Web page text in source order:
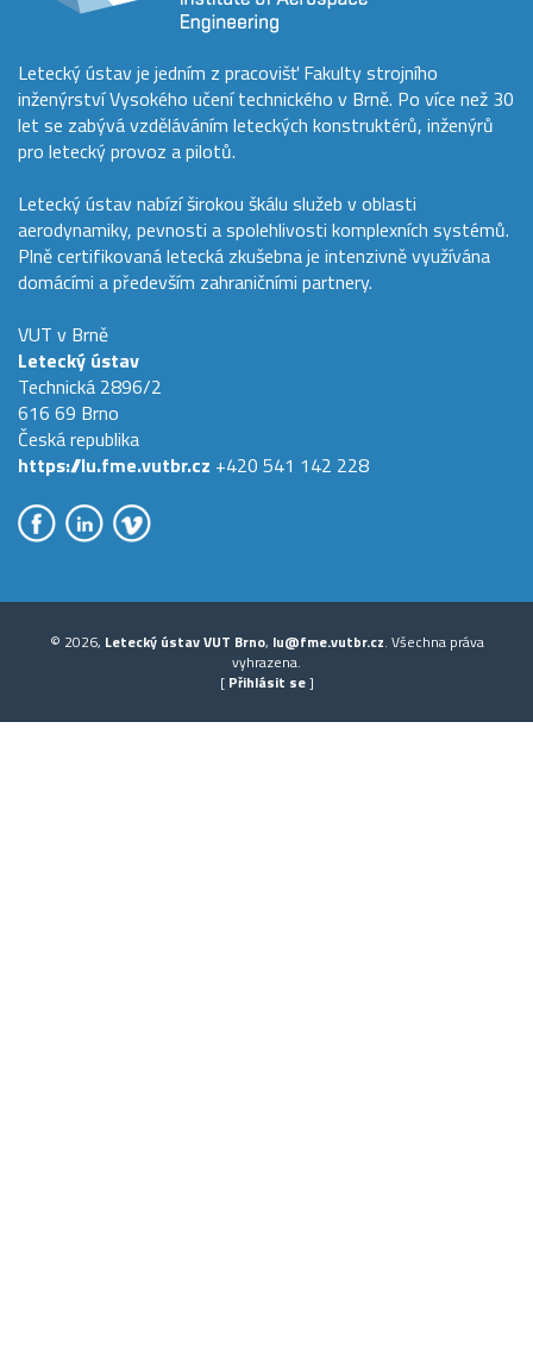
Letecký ústav je jedním z pracovišť Fakulty strojního
inženýrství Vysokého učení technického v Brně. Po více než 30
let se zabývá vzděláváním leteckých konstruktérů, inženýrů
pro letecký provoz a pilotů.
Letecký ústav nabízí širokou škálu služeb v oblasti
aerodynamiky, pevnosti a spolehlivosti komplexních systémů.
Plně certifikovaná letecká zkušebna je intenzivně využívána
domácími a především zahraničními partnery.
VUT v Brně
Letecký ústav
Technická 2896/2
616 69 Brno
Česká republika
https://lu.fme.vutbr.cz +420 541 142 228
© 2026, Letecký ústav VUT Brno, lu@fme.vutbr.cz. Všechna práva
vyhrazena.
[ Přihlásit se]